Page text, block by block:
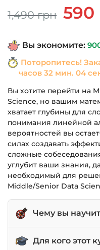
1,490грн цена
1,490
590
Вы экономите:
Поторопитесь!
часов 32 мин. 04
Вы хотите перейти на
Science, но вашим
хватает глубины для
понимания линейной
вероятностей вы
силах создавать
сложные
углубит ваши знания,
необходимый для
Middle/Senior Data
Чему вы
Применять
Для кого этот